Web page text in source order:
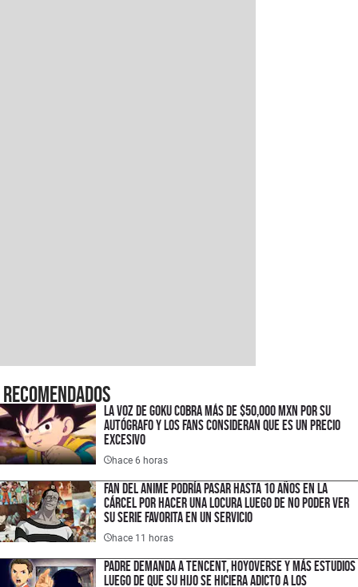
Recomendados
La voz de Goku cobra más de $50,000 MXN por su
autógrafo y los fans consideran que es un precio
excesivo
hace 6 horas
Fan del anime podría pasar hasta 10 años en la
cárcel por hacer una locura luego de no poder ver
su serie favorita en un servicio
hace 11 horas
Padre demanda a Tencent, HoyoVerse y más estudios
luego de que su hijo se hiciera adicto a los